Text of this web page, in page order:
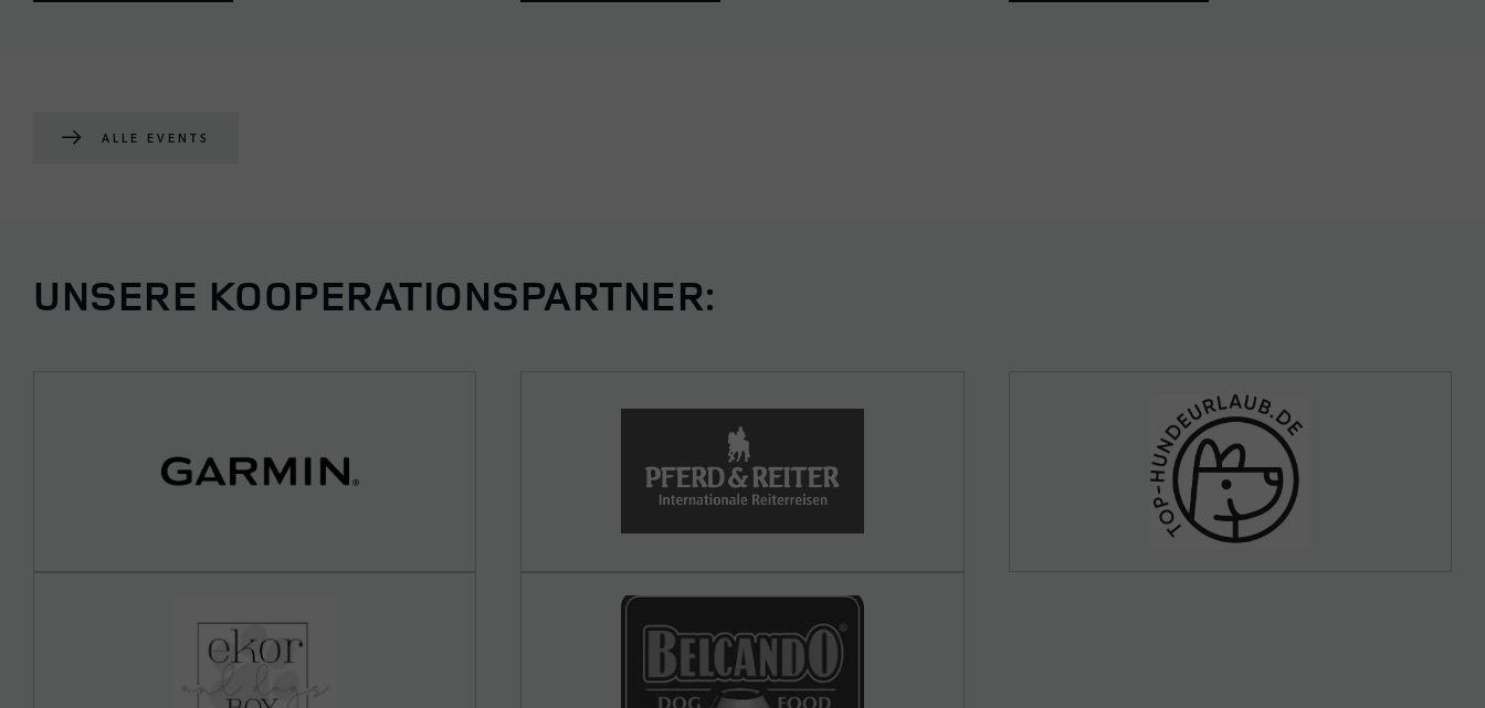
ALLE EVENTS
UNSERE KOOPERATIONSPARTNER: